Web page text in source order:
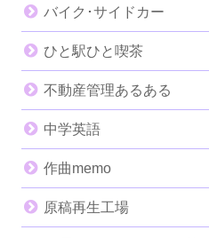
バイク･サイドカー
ひと駅ひと喫茶
不動産管理あるある
中学英語
作曲memo
原稿再生工場